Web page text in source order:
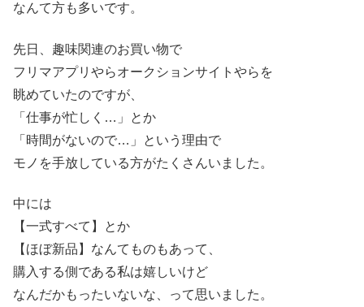
なんて方も多いです。
先日、趣味関連のお買い物で
フリマアプリやらオークションサイトやらを
眺めていたのですが、
「仕事が忙しく…」とか
「時間がないので…」という理由で
モノを手放している方がたくさんいました。
中には
【一式すべて】とか
【ほぼ新品】なんてものもあって、
購入する側である私は嬉しいけど
なんだかもったいないな、って思いました。